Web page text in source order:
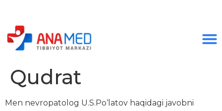
Qudrat
Men nevropatolog U.S.Po‘latov haqidagi javobni